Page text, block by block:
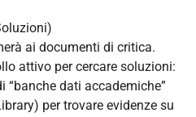
ai documenti di critica.
attivo per cercare soluzioni:
dati accademiche”
per trovare evidenze su